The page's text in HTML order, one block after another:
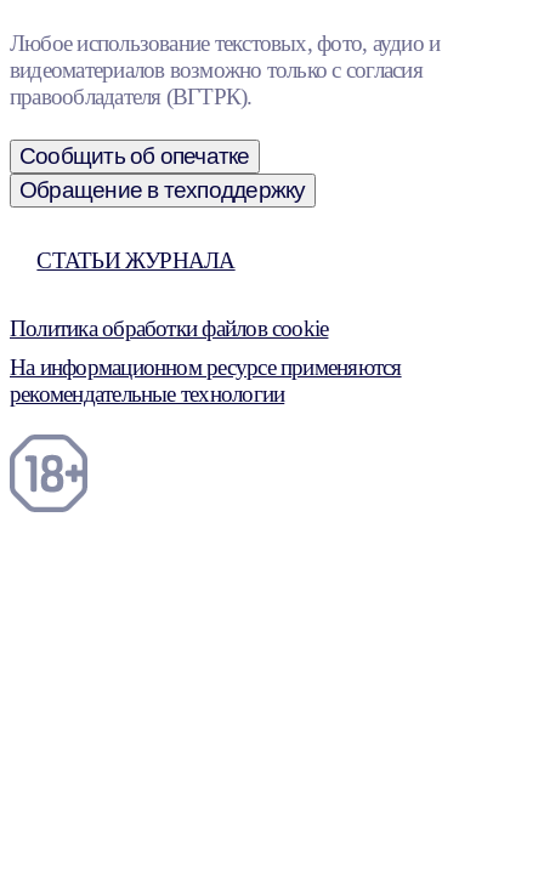
Любое использование текстовых, фото, аудио и
видеоматериалов возможно только с согласия
правообладателя (ВГТРК).
Сообщить об опечатке
Обращение в техподдержку
СТАТЬИ ЖУРНАЛА
Политика обработки файлов cookie
На информационном ресурсе применяются
рекомендательные технологии